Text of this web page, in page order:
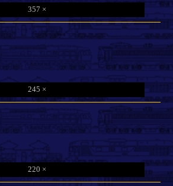
357 ×
245 ×
220 ×